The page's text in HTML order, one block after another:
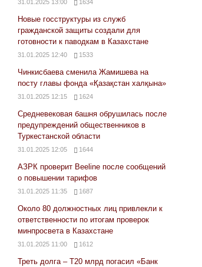
31.01.2025 13:00 1634
Новые госструктуры из служб
гражданской защиты создали для
готовности к паводкам в Казахстане
31.01.2025 12:40 1533
Чинкисбаева сменила Жамишева на
посту главы фонда «Қазақстан халқына»
31.01.2025 12:15 1624
Средневековая башня обрушилась после
предупреждений общественников в
Туркестанской области
31.01.2025 12:05 1644
АЗРК проверит Beeline после сообщений
о повышении тарифов
31.01.2025 11:35 1687
Около 80 должностных лиц привлекли к
ответственности по итогам проверок
минпросвета в Казахстане
31.01.2025 11:00 1612
Треть долга – Т20 млрд погасил «Банк